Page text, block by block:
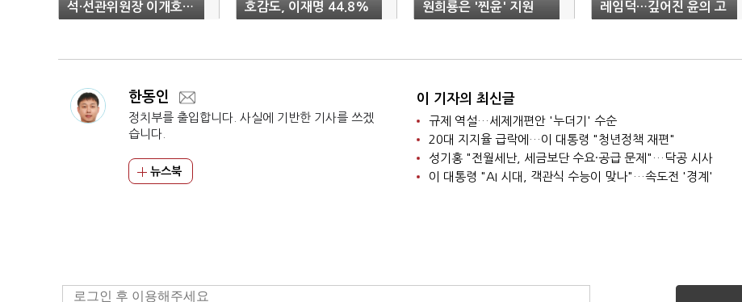
석·선관위원장 이개호…
전대 본격화
호감도, 이재명 44.8%
대 한동훈 33.1%…18.
원희룡은 '찐윤' 지원
레임덕…깊어진 윤의 고
심
한동인
정치부를 출입합니다. 사실에 기반한 기사를 쓰겠
습니다.
뉴스북
이 기자의 최신글
규제 역설…세제개편안 '누더기' 수순
20대 지지율 급락에…이 대통령 "청년정책 재편"
성기홍 "전월세난, 세금보단 수요·공급 문제"…닥공 시사
이 대통령 "AI 시대, 객관식 수능이 맞나"…속도전 '경계'